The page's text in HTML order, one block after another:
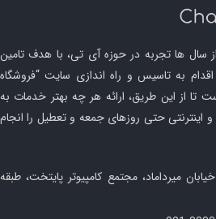
سال ها تجربه در حوزه آی تی، با هدف تامین
به تاسیس و راه اندازی سایت “فروشگاه
تا از این طریق، ارائه هر چه بهتر خدمات به
حتی روزهای جمعه و تعطیل را انجام
میرداماد، مجتمع کامپیوتر پایتخت، طبقه